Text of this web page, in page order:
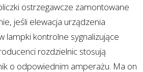
ostrzegawcze zamontowane
jeśli elewacja urządzenia
lampki kontrolne sygnalizujące
rozdzielnic stosują
o odpowiednim amperażu. Ma on